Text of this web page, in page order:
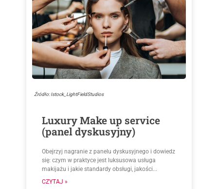
Źródło: Istock_LightFieldStudios
Luxury Make up service
(panel dyskusyjny)
Obejrzyj nagranie z panelu dyskusyjnego i dowiedz
się: czym w praktyce jest luksusowa usługa
makijażu i jakie standardy obsługi, jakości...
CZYTAJ »